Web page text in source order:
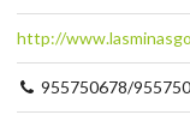
http://
955750678/